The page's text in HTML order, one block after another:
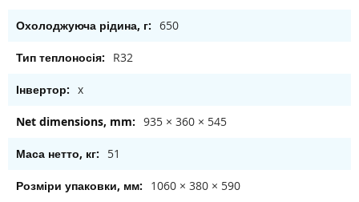
650
R32
x
935 × 360 × 545
51
1060 × 380 × 590